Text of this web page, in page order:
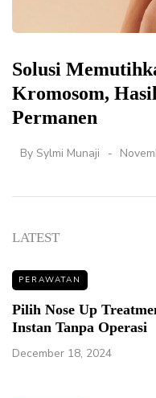
Solusi
Kromosom,
Permanen
By Sylmi Munaji
LATEST
PERAWATAN
Pilih Nose Up
Instan Tanpa Operasi
December 18, 2024